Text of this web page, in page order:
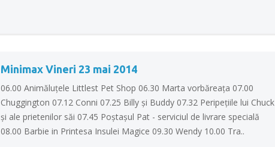
Minimax Vineri 23 mai 2014
06.00 Animăluţele Littlest Pet Shop 06.30 Marta vorbăreaţa 07.00
Chuggington 07.12 Conni 07.25 Billy şi Buddy 07.32 Peripeţiile lui Chuck
şi ale prietenilor săi 07.45 Poştaşul Pat - serviciul de livrare specială
08.00 Barbie in Printesa Insulei Magice 09.30 Wendy 10.00 Tra..